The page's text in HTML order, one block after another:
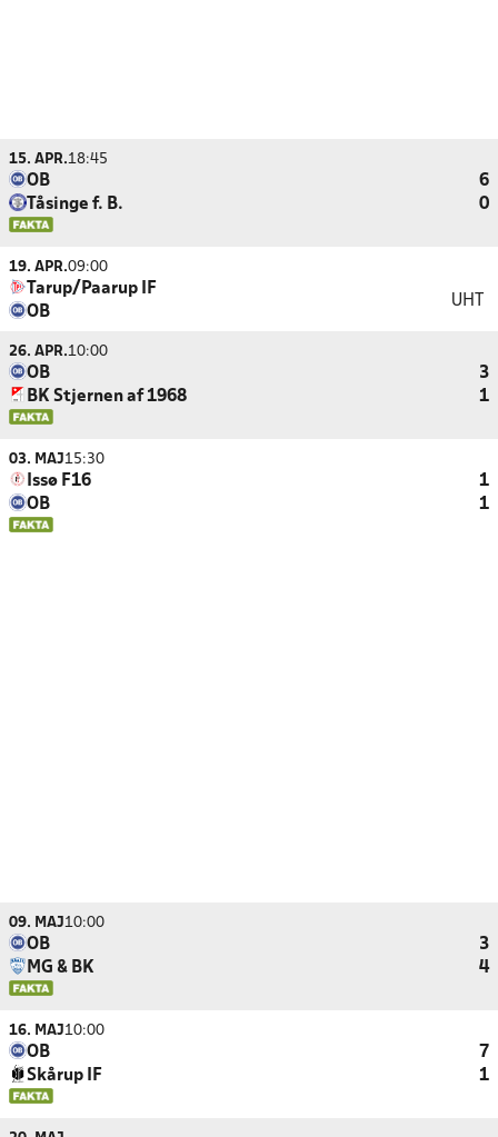
15. APR.18:45
OB
6
Tåsinge f. B.
0
19. APR.09:00
Tarup/Paarup IF
OB
UHT
26. APR.10:00
OB
3
BK Stjernen af 1968
1
03. MAJ15:30
Issø F16
1
OB
1
09. MAJ10:00
OB
3
MG & BK
4
16. MAJ10:00
OB
7
Skårup IF
1